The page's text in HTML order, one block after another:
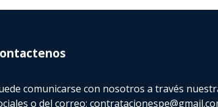
comunicarse con nosotros a través
o del correo: